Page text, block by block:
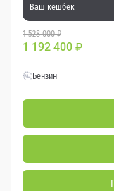
Ваш кешбек
1 528 000 ₽
1 192 400 ₽
Бензин